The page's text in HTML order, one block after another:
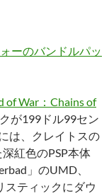
ーのバンドルパッ
of War：Chains of
が199ドル99セン
は、クレイトスの
紅色のPSP本体
」のUMD、
スティックにダウ